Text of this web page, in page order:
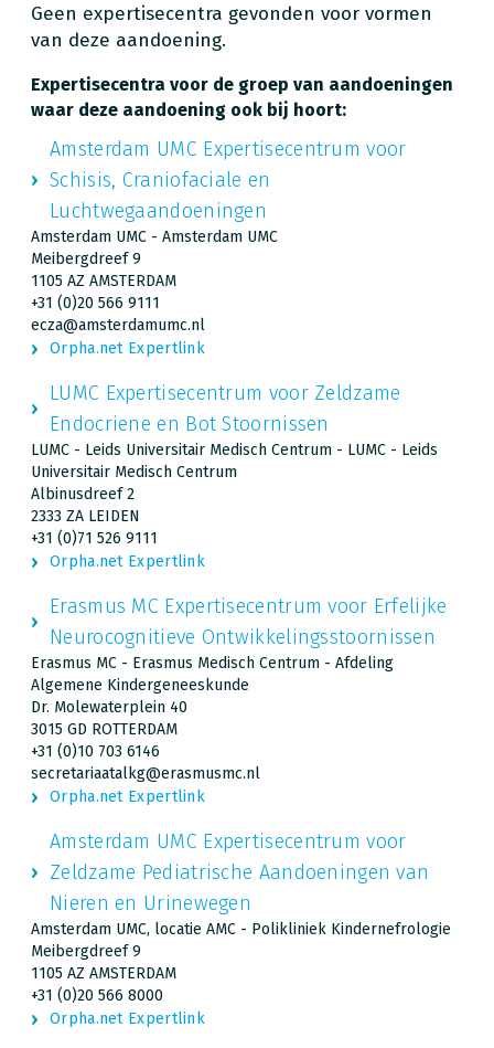
Geen expertisecentra gevonden voor vormen
van deze aandoening.
Expertisecentra voor de groep van aandoeningen
waar deze aandoening ook bij hoort:
Amsterdam UMC Expertisecentrum voor
Schisis, Craniofaciale en
Luchtwegaandoeningen
Amsterdam UMC - Amsterdam UMC
Meibergdreef 9
1105 AZ AMSTERDAM
+31 (0)20 566 9111
ecza@amsterdamumc.nl
Orpha.net Expertlink
LUMC Expertisecentrum voor Zeldzame
Endocriene en Bot Stoornissen
LUMC - Leids Universitair Medisch Centrum - LUMC - Leids
Universitair Medisch Centrum
Albinusdreef 2
2333 ZA LEIDEN
+31 (0)71 526 9111
Orpha.net Expertlink
Erasmus MC Expertisecentrum voor Erfelijke
Neurocognitieve Ontwikkelingsstoornissen
Erasmus MC - Erasmus Medisch Centrum - Afdeling
Algemene Kindergeneeskunde
Dr. Molewaterplein 40
3015 GD ROTTERDAM
+31 (0)10 703 6146
secretariaatalkg@erasmusmc.nl
Orpha.net Expertlink
Amsterdam UMC Expertisecentrum voor
Zeldzame Pediatrische Aandoeningen van
Nieren en Urinewegen
Amsterdam UMC, locatie AMC - Polikliniek Kindernefrologie
Meibergdreef 9
1105 AZ AMSTERDAM
+31 (0)20 566 8000
Orpha.net Expertlink